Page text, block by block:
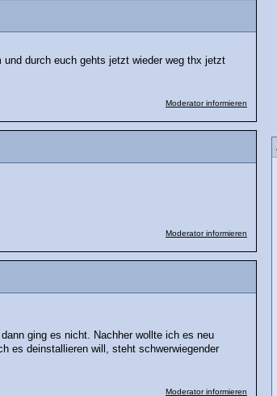
durch euch gehts jetzt wieder weg thx jetzt
Moderator informieren
Moderator informieren
ging es nicht. Nachher wollte ich es neu
es deinstallieren will, steht schwerwiegender
Moderator informieren